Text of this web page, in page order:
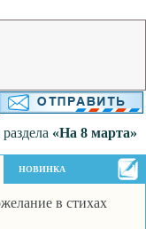
«На 8 марта»
НОВИНКА
в стихах